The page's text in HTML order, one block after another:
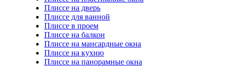
Плиссе на дверь
Плиссе для ванной
Плиссе в проем
Плиссе на балкон
Плиссе на мансардные окна
Плиссе на кухню
Плиссе на панорамные окна